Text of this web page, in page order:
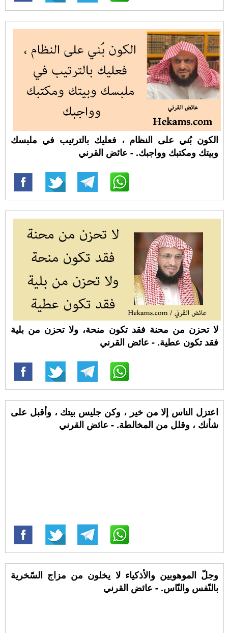
الكون بُني على النظام ، فعليك بالترتيب في ملبسك
وبيتك ومكتبك وواجبك. - عائض القرني
لا تحزن من محنة فقد تكون منحة، ولا تحزن من بلية
فقد تكون عطية. - عائض القرني
اعتزل الناس إلا من خير ، وكن جليس بيتك ، وأقبل على
شأنك ، وقلل من المخالطة. - عائض القرني
وجلّ الموهوبين والأذكياء لا يخلون من مزاج السّخرية
بالنّفس والنّاس. - عائض القرني